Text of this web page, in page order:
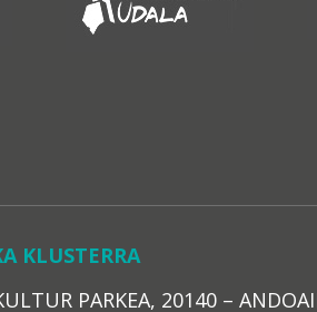
KLUSTERRA
PARKEA, 20140 –